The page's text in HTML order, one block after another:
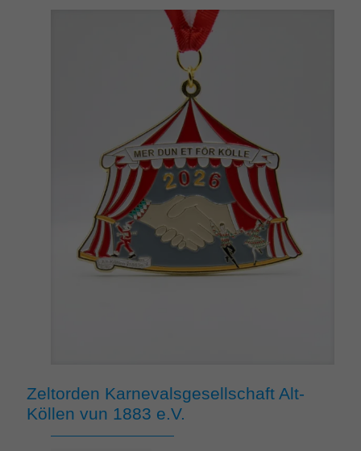
Zeltorden Karnevalsgesellschaft Alt-
Köllen vun 1883 e.V.